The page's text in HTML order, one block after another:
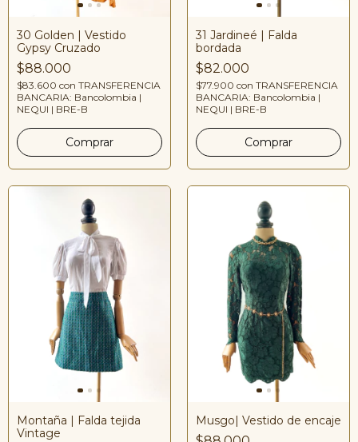
30 Golden | Vestido
Gypsy Cruzado
$88.000
$83.600 con TRANSFERENCIA
BANCARIA: Bancolombia |
NEQUI | BRE-B
31 Jardineé | Falda
bordada
$82.000
$77.900 con TRANSFERENCIA
BANCARIA: Bancolombia |
NEQUI | BRE-B
Montaña | Falda tejida
Vintage
Musgo| Vestido de encaje